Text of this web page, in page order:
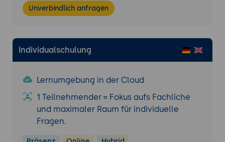
Evaluierungsstrategien: Definition von
Metriken und Bedingungen.
Hyperparameter-Tuning und Cross-
Validation.
Praxisübung 1: Erstellung und Verwaltung
Ziel der Übung: Erstellung und Verwaltung
eines grundlegenden Modells mit Ludwig
Projektbeschreibung: Entwicklung eines
Modells zur Klassifikation von
Unverbindlich anfragen
Individualschulung
Lernumgebung in der Cloud
1 Teilnehmender = Fokus aufs Fachliche
und maximaler Raum für individuelle
Fragen.